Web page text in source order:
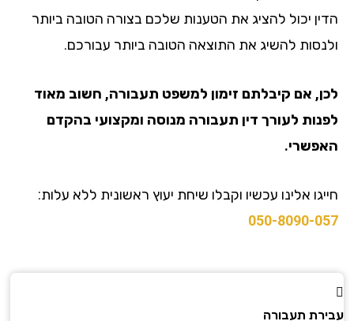
יכול להציג את הטענות שלכם בצורה הטובה ביותר
להשיג את התוצאה הטובה ביותר עבורכם.
אם קיבלתם זימון למשפט תעבורה, חשוב מאוד
לעורך דין תעבורה מנוסה ומקצועי בהקדם
אלינו עכשיו וקבלו שיחת יעוץ ראשונית ללא עלות:
050-8090-
תעבורה